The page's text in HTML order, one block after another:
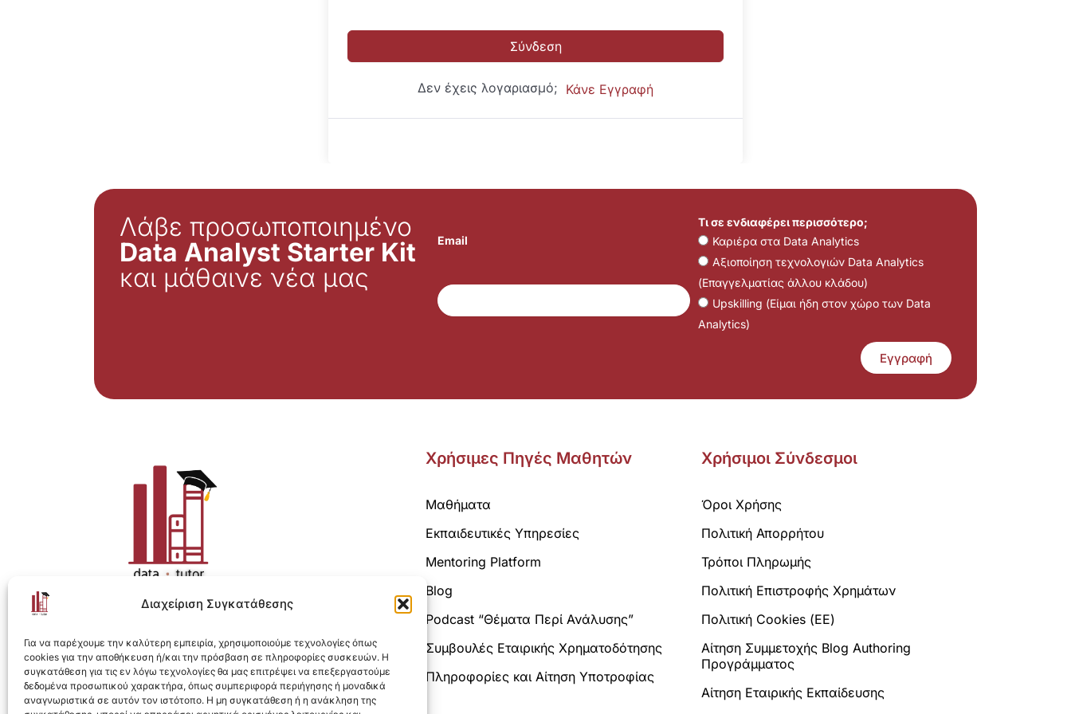
Διαχείριση Συγκατάθεσης
Για να παρέχουμε την καλύτερη εμπειρία, χρησιμοποιούμε τεχνολογίες όπως
cookies για την αποθήκευση ή/και την πρόσβαση σε πληροφορίες συσκευών. Η
συγκατάθεση για τις εν λόγω τεχνολογίες θα μας επιτρέψει να επεξεργαστούμε
δεδομένα προσωπικού χαρακτήρα, όπως συμπεριφορά περιήγησης ή μοναδικά
αναγνωριστικά σε αυτόν τον ιστότοπο. Η μη συγκατάθεση ή η ανάκληση της
Σύνδεση
Δεν έχεις λογαριασμό; Κάνε Εγγραφή
Λάβε προσωποποιημένο
Data Analyst Starter Kit
και μάθαινε νέα μας
Email
Τι σε ενδιαφέρει περισσότερο;
Καριέρα στα Data Analytics
Αξιοποίηση τεχνολογιών Data Analytics
(Επαγγελματίας άλλου κλάδου)
Upskilling (Είμαι ήδη στον χώρο των Data
Analytics)
Εγγραφή
Η ολοκληρωμένη e-learning λύση για Data Analytics.
Χρήσιμες Πηγές Μαθητών
Μαθήματα
Εκπαιδευτικές Υπηρεσίες
Mentoring Platform
Blog
Podcast “Θέματα Περί Ανάλυσης”
Συμβουλές Εταιρικής Χρηματοδότησης
Πληροφορίες και Αίτηση Υποτροφίας
Χρήσιμοι Σύνδεσμοι
Όροι Χρήσης
Πολιτική Απορρήτου
Τρόποι Πληρωμής
Πολιτική Επιστροφής Χρημάτων
Πολιτική Cookies (ΕΕ)
Αίτηση Συμμετοχής Blog Authoring
Προγράμματος
Αίτηση Εταιρικής Εκπαίδευσης